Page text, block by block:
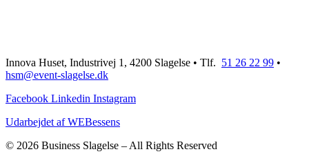
Innova Huset, Industrivej 1, 4200 Slagelse • Tlf. 51 26 22 99 •
hsm@event-slagelse.dk
Facebook Linkedin Instagram
Udarbejdet af WEBessens
© 2026 Business Slagelse – All Rights Reserved